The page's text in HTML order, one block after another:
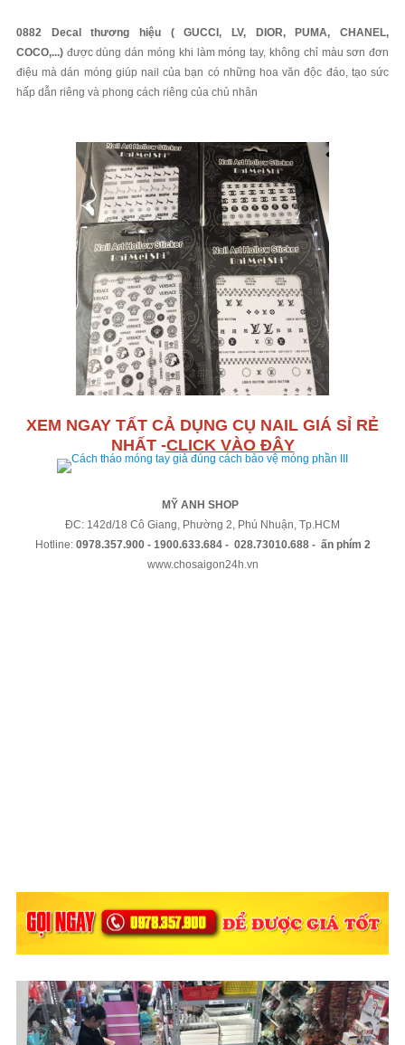
0882 Decal thương hiệu ( GUCCI, LV, DIOR, PUMA, CHANEL,
COCO,...)được dùng dán móng khi làm móng tay, không chỉ màu sơn đơn
điệu mà dán móng giúp nail của bạn có những hoa văn độc đáo, tạo sức
hấp dẫn riêng và phong cách riêng của chủ nhân
XEM NGAY TẤT CẢ DỤNG CỤ NAIL GIÁ SỈ RẺ
NHẤT -CLICK VÀO ĐÂY
MỸ ANH SHOP
ĐC: 142d/18 Cô Giang, Phường 2, Phú Nhuận, Tp.HCM
Hotline: 0978.357.900 - 1900.633.684 - 028.73010.688 - ấn phím 2
www.chosaigon24h.vn